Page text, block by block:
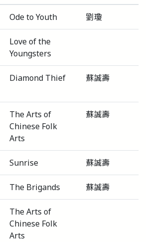
Ode to Youth 劉瓊
Love of the
Youngsters
Diamond Thief 蘇誠壽
The Arts of
Chinese Folk
Arts
蘇誠壽
Sunrise 蘇誠壽
The Brigands 蘇誠壽
The Arts of
Chinese Folk
Arts